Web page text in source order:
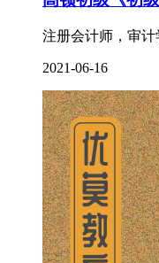
注册会计师，审
2021-06-16